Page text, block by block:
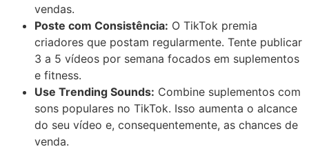
vendas.
Poste com Consistência: O TikTok premia
criadores que postam regularmente. Tente publicar
3 a 5 vídeos por semana focados em suplementos
e fitness.
Use Trending Sounds: Combine suplementos com
sons populares no TikTok. Isso aumenta o alcance
do seu vídeo e, consequentemente, as chances de
venda.